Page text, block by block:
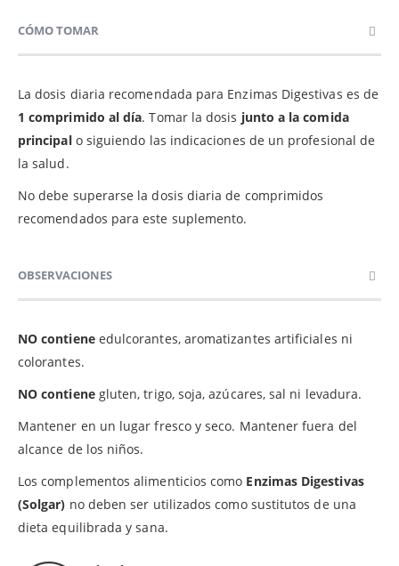
CÓMO TOMAR
La dosis diaria recomendada para Enzimas Digestivas es de
1 comprimido al día. Tomar la dosis junto a la comida
principalo siguiendo las indicaciones de un profesional de
la salud.
No debe superarse la dosis diaria de comprimidos
recomendados para este suplemento.
OBSERVACIONES
NO contieneedulcorantes, aromatizantes artificiales ni
colorantes.
NO contienegluten, trigo, soja, azúcares, sal ni levadura.
Mantener en un lugar fresco y seco. Mantener fuera del
alcance de los niños.
Los complementos alimenticios como Enzimas Digestivas
(Solgar) no deben ser utilizados como sustitutos de una
dieta equilibrada y sana.